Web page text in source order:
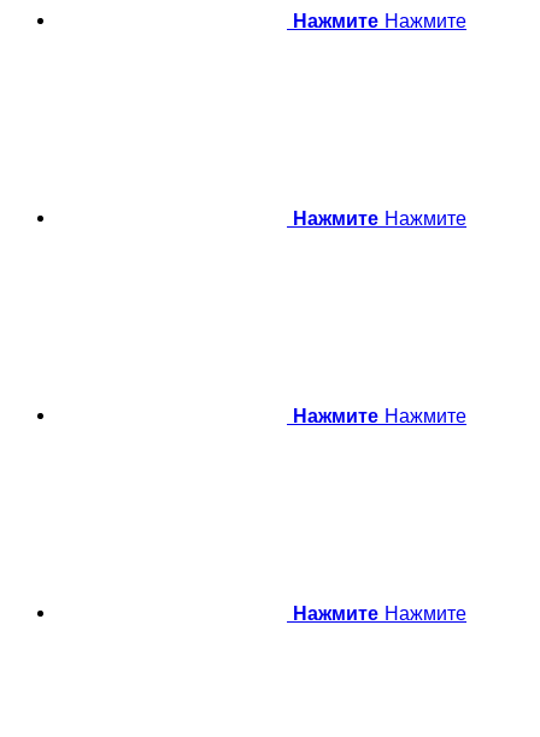
Нажмите Нажмите
Нажмите Нажмите
Нажмите Нажмите
Нажмите Нажмите